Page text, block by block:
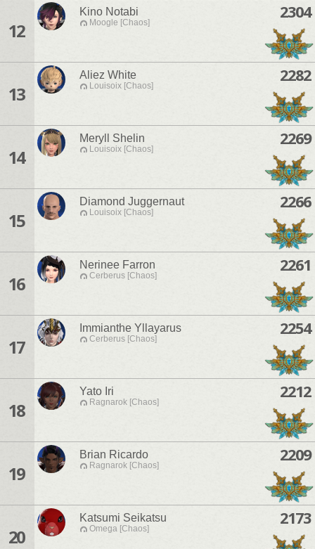
12
Kino Notabi
Moogle [Chaos]
2304
13
Aliez White
Louisoix [Chaos]
2282
14
Meryll Shelin
Louisoix [Chaos]
2269
15
Diamond Juggernaut
Louisoix [Chaos]
2266
16
Nerinee Farron
Cerberus [Chaos]
2261
17
Immianthe Yllayarus
Cerberus [Chaos]
2254
18
Yato Iri
Ragnarok [Chaos]
2212
19
Brian Ricardo
Ragnarok [Chaos]
2209
20
Katsumi Seikatsu
Omega [Chaos]
2173